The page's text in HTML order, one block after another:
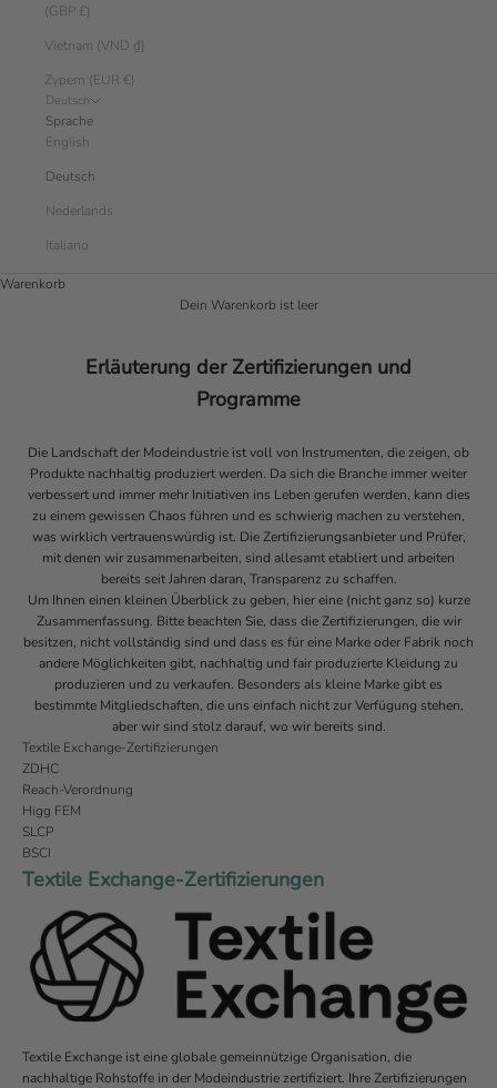
(GBP £)
Vietnam (VND ₫)
Zypern (EUR €)
Deutsch
Sprache
English
Deutsch
Nederlands
Italiano
Warenkorb
Dein Warenkorb ist leer
Erläuterung der Zertifizierungen und
Programme
Die Landschaft der Modeindustrie ist voll von Instrumenten, die zeigen, ob
Produkte nachhaltig produziert werden. Da sich die Branche immer weiter
verbessert und immer mehr Initiativen ins Leben gerufen werden, kann dies
zu einem gewissen Chaos führen und es schwierig machen zu verstehen,
was wirklich vertrauenswürdig ist. Die Zertifizierungsanbieter und Prüfer,
mit denen wir zusammenarbeiten, sind allesamt etabliert und arbeiten
bereits seit Jahren daran, Transparenz zu schaffen.
Um Ihnen einen kleinen Überblick zu geben, hier eine (nicht ganz so) kurze
Zusammenfassung. Bitte beachten Sie, dass die Zertifizierungen, die wir
besitzen, nicht vollständig sind und dass es für eine Marke oder Fabrik noch
andere Möglichkeiten gibt, nachhaltig und fair produzierte Kleidung zu
produzieren und zu verkaufen. Besonders als kleine Marke gibt es
bestimmte Mitgliedschaften, die uns einfach nicht zur Verfügung stehen,
aber wir sind stolz darauf, wo wir bereits sind.
Textile Exchange-Zertifizierungen
ZDHC
Reach-Verordnung
Higg FEM
SLCP
BSCI
Textile Exchange-Zertifizierungen
Textile Exchange ist eine globale gemeinnützige Organisation, die
nachhaltige Rohstoffe in der Modeindustrie zertifiziert. Ihre Zertifizierungen